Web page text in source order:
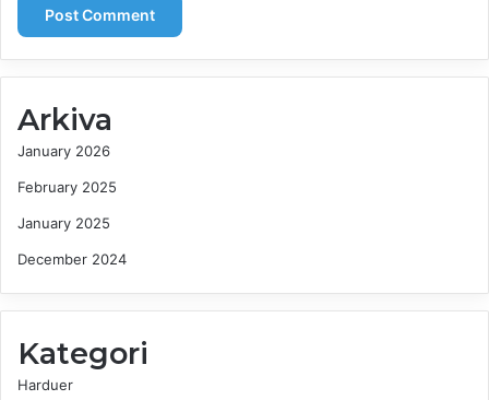
Arkiva
January 2026
February 2025
January 2025
December 2024
Kategori
Harduer